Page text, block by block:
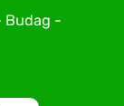
Budag -